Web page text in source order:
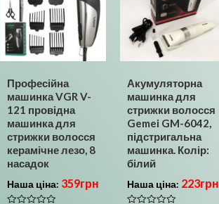
Професійна
машинка VGR V-
121 провідна
машинка для
стрижки волосся
керамічне лезо, 8
насадок
Наша ціна: 359грн
Акумуляторна
машинка для
стрижки волосся
Gemei GM-6042,
підстригальна
машинка. Колір:
білий
Наша ціна: 223грн